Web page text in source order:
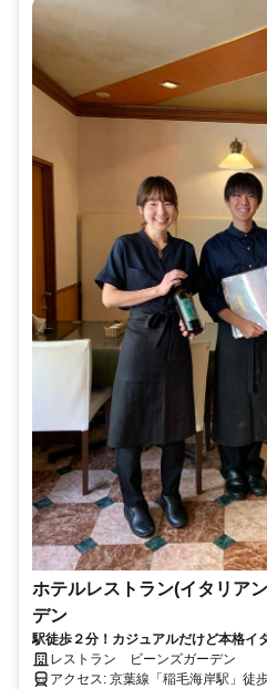
ホテルレストラン(イタリア
デン
駅徒歩２分！カジュアルだけど本格
未経験者大歓迎！2週毎の希望シフト
レストラン ビーンズガーデン
アクセス: 京葉線「稲毛海岸駅」徒歩2分。自転車通勤可。 JR総武線